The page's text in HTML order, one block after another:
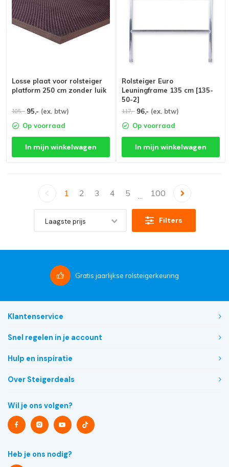
Losse plaat voor rolsteiger
platform 250 cm zonder luik
105,- 95,- (ex. btw)
Op voorraad
In mijn winkelwagen
Rolsteiger Euro
Leuningframe 135 cm [135-
50-2]
117,- 96,- (ex. btw)
Op voorraad
In mijn winkelwagen
1 2 3 4 5 ... 100
Laagste prijs Filters
Gratis jaarlijkse rolsteigerkeuring
Klantenservice
Snel regelen in je account
Hulp en inspiratie
Over Steigerdeals
Wil je ons volgen?
Heb je ons nodig?